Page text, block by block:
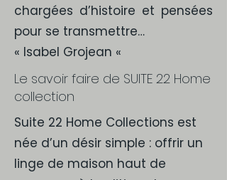
chargées d’histoire et pensées
pour se transmettre…
« Isabel Grojean «
Le savoir faire de SUITE 22 Home
collection
Suite 22 Home Collections est
née d’un désir simple : offrir un
linge de maison haut de